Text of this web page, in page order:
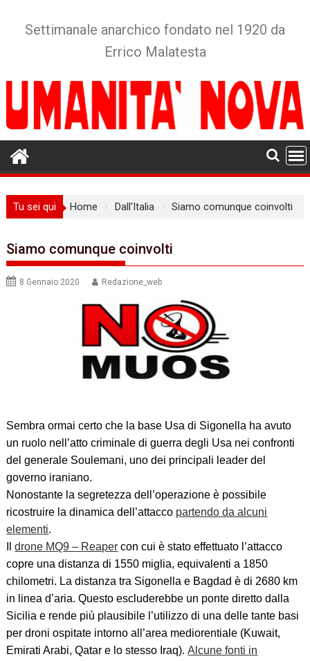
Settimanale anarchico fondato nel 1920 da
Errico Malatesta
Tu sei qui Home Dall'Italia Siamo comunque coinvolti
Siamo comunque coinvolti
8 Gennaio 2020 Redazione_web
Sembra ormai certo che la base Usa di Sigonella ha avuto
un ruolo nell’atto criminale di guerra degli Usa nei confronti
del generale Soulemani, uno dei principali leader del
governo iraniano.
Nonostante la segretezza dell’operazione è possibile
ricostruire la dinamica dell’attacco partendo da alcuni
elementi.
Ildrone MQ9 – Reaper con cui è stato effettuato l’attacco
copre una distanza di 1550 miglia, equivalenti a 1850
chilometri. La distanza tra Sigonella e Bagdad è di 2680 km
in linea d’aria. Questo escluderebbe un ponte diretto dalla
Sicilia e rende più plausibile l’utilizzo di una delle tante basi
per droni ospitate intorno all’area mediorentiale (Kuwait,
Emirati Arabi, Qatar e lo stesso Iraq).Alcune fonti in